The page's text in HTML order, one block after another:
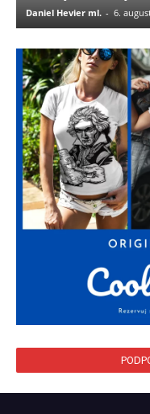
Daniel Hevier ml. - 6.